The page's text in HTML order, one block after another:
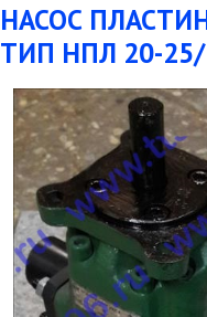
НАСОС
ТИП НПЛ 20-